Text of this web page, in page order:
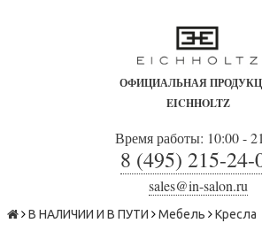
ОФИЦИАЛЬНАЯ
EICHHOLTZ
Время работы: 10:00 -
8 (495) 215-24-
sales@in-salon.ru
В НАЛИЧИИ И В ПУТИ Мебель Кресла